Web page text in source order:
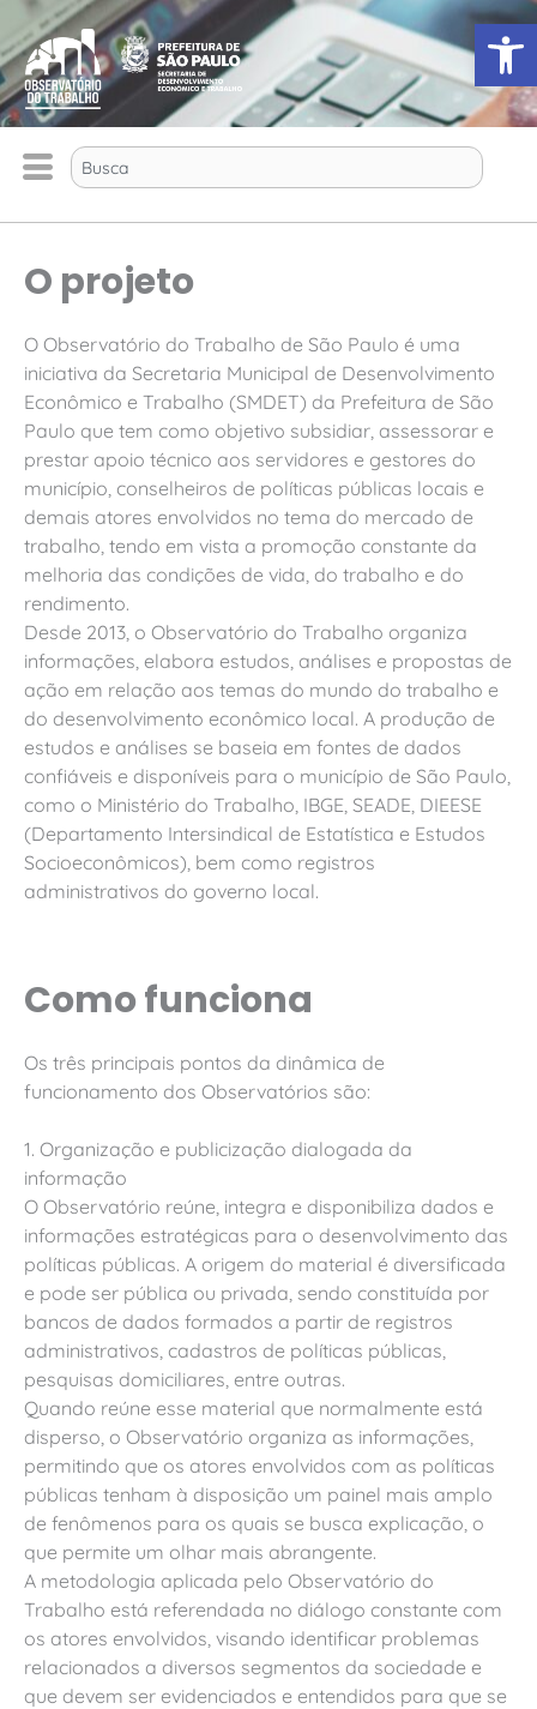
para
o
conteúdo
Search
O projeto
O Observatório do Trabalho de São Paulo é uma
iniciativa da Secretaria Municipal de Desenvolvimento
Econômico e Trabalho (SMDET) da Prefeitura de São
Paulo que tem como objetivo subsidiar, assessorar e
prestar apoio técnico aos servidores e gestores do
município, conselheiros de políticas públicas locais e
demais atores envolvidos no tema do mercado de
trabalho, tendo em vista a promoção constante da
melhoria das condições de vida, do trabalho e do
rendimento.
Desde 2013, o Observatório do Trabalho organiza
informações, elabora estudos, análises e propostas de
ação em relação aos temas do mundo do trabalho e
do desenvolvimento econômico local. A produção de
estudos e análises se baseia em fontes de dados
confiáveis e disponíveis para o município de São Paulo,
como o Ministério do Trabalho, IBGE, SEADE, DIEESE
(Departamento Intersindical de Estatística e Estudos
Socioeconômicos), bem como registros
administrativos do governo local.
Como funciona
Os três principais pontos da dinâmica de
funcionamento dos Observatórios são:
1. Organização e publicização dialogada da
informação
O Observatório reúne, integra e disponibiliza dados e
informações estratégicas para o desenvolvimento das
políticas públicas. A origem do material é diversificada
e pode ser pública ou privada, sendo constituída por
bancos de dados formados a partir de registros
administrativos, cadastros de políticas públicas,
pesquisas domiciliares, entre outras.
Quando reúne esse material que normalmente está
disperso, o Observatório organiza as informações,
permitindo que os atores envolvidos com as políticas
públicas tenham à disposição um painel mais amplo
de fenômenos para os quais se busca explicação, o
que permite um olhar mais abrangente.
A metodologia aplicada pelo Observatório do
Trabalho está referendada no diálogo constante com
os atores envolvidos, visando identificar problemas
relacionados a diversos segmentos da sociedade e
que devem ser evidenciados e entendidos para que se